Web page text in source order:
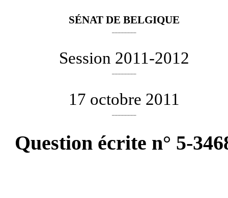
SÉNAT DE BELGIQUE
Session 2011-2012
17 octobre 2011
Question écrite n° 5-